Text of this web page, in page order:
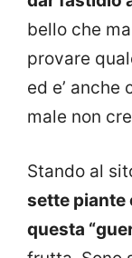
bello che
provare
ed e’ anche
male non
Stando al
sette piante
questa